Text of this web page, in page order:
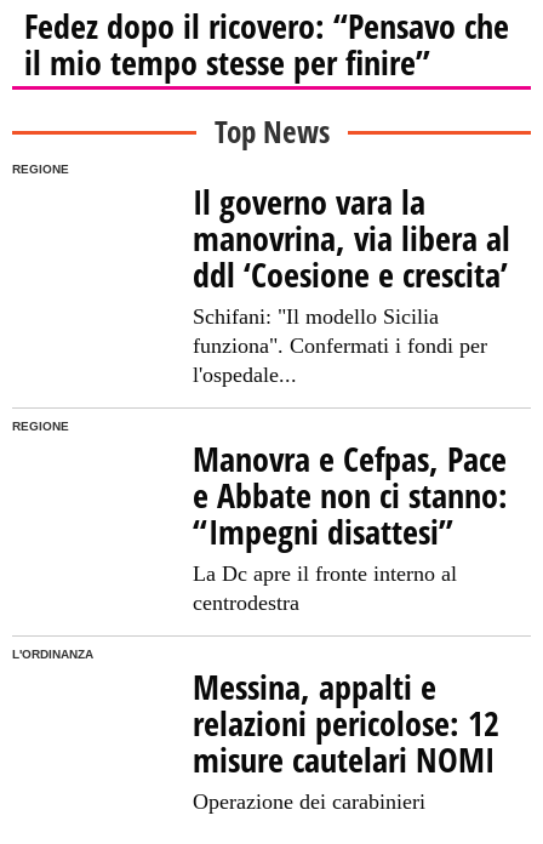
Fedez dopo il ricovero: “Pensavo che
il mio tempo stesse per finire”
Top News
REGIONE
Il governo vara la
manovrina, via libera al
ddl ‘Coesione e crescita’
Schifani: "Il modello Sicilia
funziona". Confermati i fondi per
l'ospedale...
REGIONE
Manovra e Cefpas, Pace
e Abbate non ci stanno:
“Impegni disattesi”
La Dc apre il fronte interno al
centrodestra
L'ORDINANZA
Messina, appalti e
relazioni pericolose: 12
misure cautelari NOMI
Operazione dei carabinieri